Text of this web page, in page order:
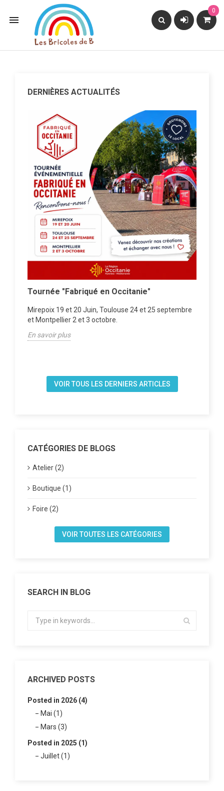

0
DERNIÈRES ACTUALITÉS
Tournée "Fabriqué en Occitanie"
Mirepoix 19 et 20 Juin, Toulouse 24 et 25 septembre
et Montpellier 2 et 3 octobre.
En savoir plus
VOIR TOUS LES DERNIERS ARTICLES
CATÉGORIES DE BLOGS
Atelier (2)
Boutique (1)
Foire (2)
VOIR TOUTES LES CATÉGORIES
SEARCH IN BLOG
ARCHIVED POSTS
Posted in 2026 (4)
Mai (1)
Mars (3)
Posted in 2025 (1)
Juillet (1)